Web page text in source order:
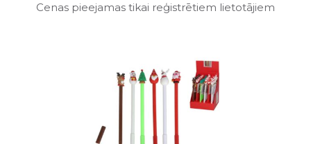
Cenas pieejamas tikai reģistrētiem lietotājiem